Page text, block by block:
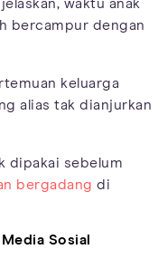
waktu anak
bercampur dengan
keluarga
alias tak dianjurkan
dipakai sebelum
bergadang di
Sosial